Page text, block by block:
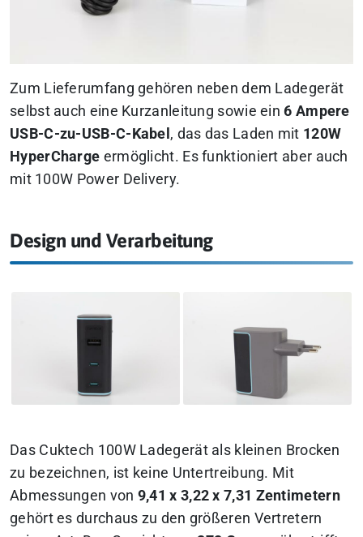
Zum Lieferumfang gehören neben dem Ladegerät
selbst auch eine Kurzanleitung sowie ein6 Ampere
USB-C-zu-USB-C-Kabel , das das Laden mit 120W
HyperCharge ermöglicht. Es funktioniert aber auch
mit 100W Power Delivery.
Design und Verarbeitung
Das Cuktech 100W Ladegerät als kleinen Brocken
zu bezeichnen, ist keine Untertreibung. Mit
Abmessungen von 9,41 x 3,22 x 7,31 Zentimetern
gehört es durchaus zu den größeren Vertretern